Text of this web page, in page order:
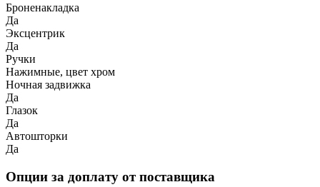
Броненакладка
Да
Эксцентрик
Да
Ручки
Нажимные, цвет хром
Ночная задвижка
Да
Глазок
Да
Автошторки
Да
Опции за доплату от поставщика